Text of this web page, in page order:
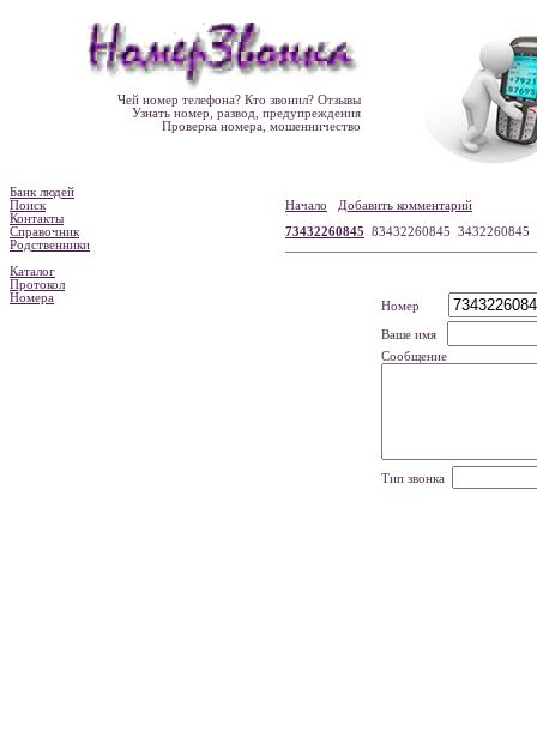
Чей номер телефона? Кто звонил? Отзывы
Узнать номер, развод, предупреждения
Проверка номера, мошенничество
Банк людей
Поиск
Контакты
Справочник
Родственники
Каталог
Протокол
Номера
Начало
Добавить комментарий
73432260845 83432260845 3432260845
Номер
Ваше имя
Сообщение
Тип звонка